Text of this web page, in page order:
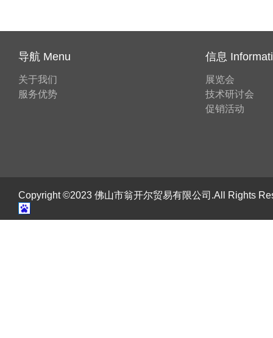
导航 Menu
关于我们
服务优势
信息
展览会
技术研讨会
促销活动
Copyright ©2023 佛山市翁开尔贸易有限公司.All Rights